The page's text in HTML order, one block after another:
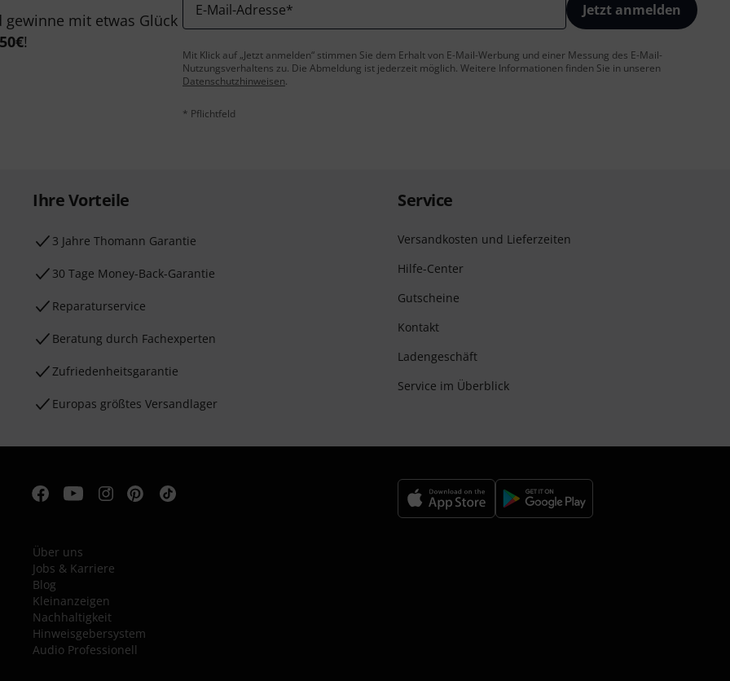
mit etwas Glück
50€!
E-Mail-Adresse* Jetzt anmelden
Mit Klick auf „Jetzt anmelden“ stimmen Sie dem Erhalt von E-Mail-Werbung und einer Messung des E-Mail-
Nutzungsverhaltens zu. Die Abmeldung ist jederzeit möglich. Weitere Informationen finden Sie in unseren
Datenschutzhinweisen.
* Pflichtfeld
Ihre Vorteile
3 Jahre Thomann Garantie
30 Tage Money-Back-Garantie
Reparaturservice
Beratung durch Fachexperten
Zufriedenheitsgarantie
Europas größtes Versandlager
Service
Versandkosten und Lieferzeiten
Hilfe-Center
Gutscheine
Kontakt
Ladengeschäft
Service im Überblick
Über uns
Jobs & Karriere
Blog
Kleinanzeigen
Nachhaltigkeit
Hinweisgebersystem
Audio Professionell